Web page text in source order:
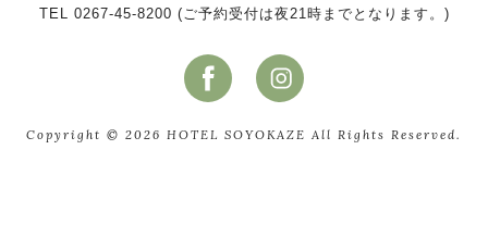
TEL 0267-45-8200 (ご予約受付は夜21時までとなります。)
Copyright © 2026 HOTEL SOYOKAZE All Rights Reserved.